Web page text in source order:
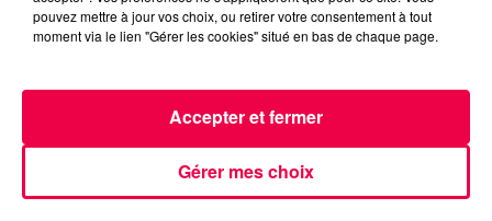
(CLUB MAGNUM) LE JEU DE L'ANNIVERSAIRE
DU MARDI 13 JANVIER
Inscrivez vos proches ici :
pouvez mettre à jour vos choix, ou retirer votre consentement à tout
moment via le lien "Gérer les cookies" situé en bas de chaque page.
Gérer mes choix
Accepter et fermer